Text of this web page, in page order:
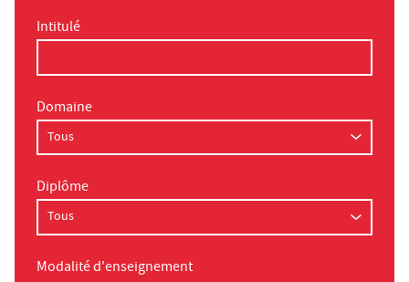
Intitulé
Domaine
Diplôme
Modalité d'enseignement